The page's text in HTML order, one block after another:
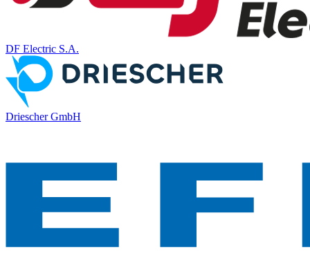
DF Electric S.A.
Driescher GmbH